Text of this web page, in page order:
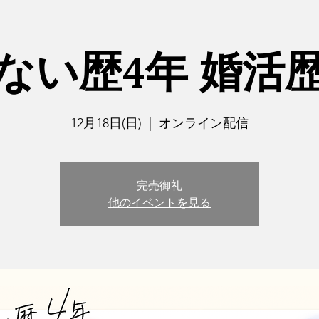
い歴4年 婚活
12月18日(日) オンライン配信
完売御礼
他のイベントを見る